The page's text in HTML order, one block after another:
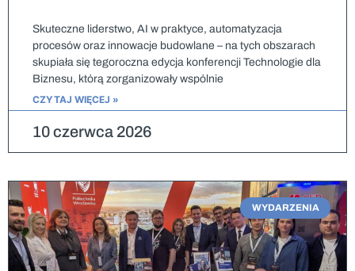
Skuteczne liderstwo, AI w praktyce, automatyzacja
procesów oraz innowacje budowlane – na tych obszarach
skupiała się tegoroczna edycja konferencji Technologie dla
Biznesu, którą zorganizowały wspólnie
CZYTAJ WIĘCEJ »
10 czerwca 2026
WYDARZENIA